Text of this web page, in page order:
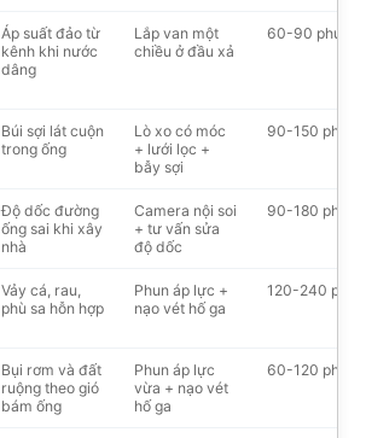
Áp suất đảo từ
kênh khi nước
dâng
Lắp van một
chiều ở đầu xả
60-90 phút
Búi sợi lát cuộn
trong ống
Lò xo có móc
+ lưới lọc +
bẫy sợi
90-150 phút
Độ dốc đường
ống sai khi xây
nhà
Camera nội soi
+ tư vấn sửa
độ dốc
90-180 phút
Vảy cá, rau,
phù sa hỗn hợp
Phun áp lực +
nạo vét hố ga
120-240 phút
Bụi rơm và đất
ruộng theo gió
bám ống
Phun áp lực
vừa + nạo vét
hố ga
60-120 phút